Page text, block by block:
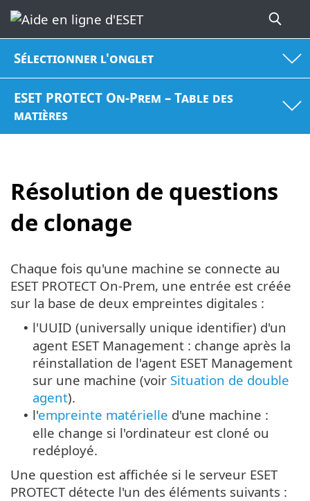
Sélectionner l'onglet
ESET PROTECT On-Prem – Table des
matières
Résolution de questions
de clonage
Chaque fois qu'une machine se connecte au
ESET PROTECT On-Prem, une entrée est créée
sur la base de deux empreintes digitales :
• l'UUID (universally unique identifier) d'un
agent ESET Management : change après la
réinstallation de l'agent ESET Management
sur une machine (voir Situation de double
agent).
• l'empreinte matérielle d'une machine :
elle change si l'ordinateur est cloné ou
redéployé.
Une question est affichée si le serveur ESET
PROTECT détecte l'un des éléments suivants :